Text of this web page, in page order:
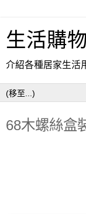
生活購
介紹各種居家生活
68木螺絲盒